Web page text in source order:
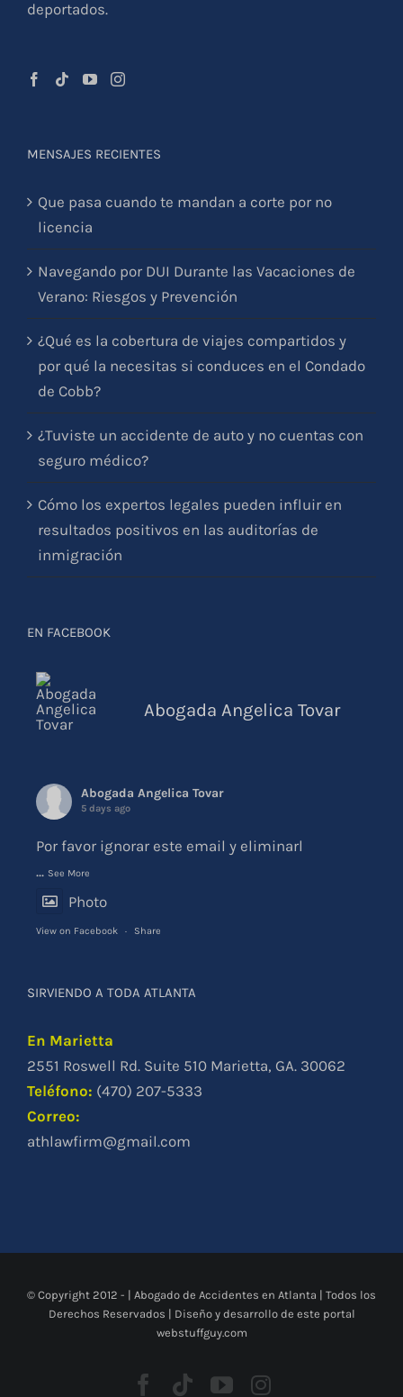
deportados.
MENSAJES RECIENTES
Que pasa cuando te mandan a corte por no
licencia
Navegando por DUI Durante las Vacaciones de
Verano: Riesgos y Prevención
¿Qué es la cobertura de viajes compartidos y
por qué la necesitas si conduces en el Condado
de Cobb?
¿Tuviste un accidente de auto y no cuentas con
seguro médico?
Cómo los expertos legales pueden influir en
resultados positivos en las auditorías de
inmigración
EN FACEBOOK
Abogada Angelica Tovar
Abogada Angelica Tovar
5 days ago
Por favor ignorar este email y eliminarl
... See More
Photo
View on Facebook · Share
SIRVIENDO A TODA ATLANTA
En Marietta
2551 Roswell Rd. Suite 510 Marietta, GA. 30062
Teléfono: (470) 207-5333
Correo:
athlawfirm@gmail.com
© Copyright 2012 - | Abogado de Accidentes en Atlanta | Todos los
Derechos Reservados | Diseño y desarrollo de este portal
webstuffguy.com
Facebook
TiktokYouTubeInstagram